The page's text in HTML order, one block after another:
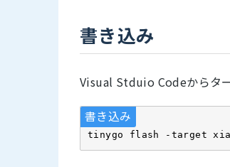
}
書き込み
Visual Stduio Codeからタ
書き込み
tinygo flash -target